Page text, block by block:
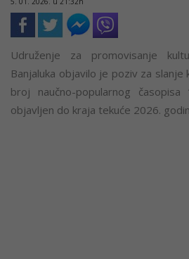
Udruženje za promovisanje
Banjaluka objavilo je poziv za slanje
broj naučno-popularnog
objavljen do kraja tekuće 2026.